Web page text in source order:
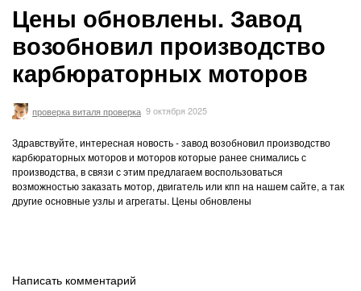
Цены обновлены. Завод
возобновил производство
карбюраторных моторов
проверка виталя проверка 9 октября 2025
Здравствуйте, интересная новость - завод возобновил производство
карбюраторных моторов и моторов которые ранее снимались с
производства, в связи с этим предлагаем воспользоваться
возможностью заказать мотор, двигатель или кпп на нашем сайте, а так
другие основные узлы и агрегаты. Цены обновлены
Написать комментарий